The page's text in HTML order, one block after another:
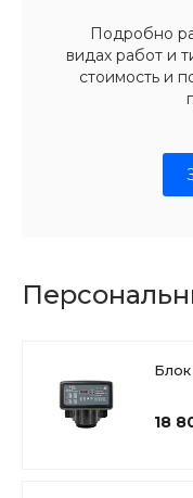
Подробно
видах работ и
стоимость и
18